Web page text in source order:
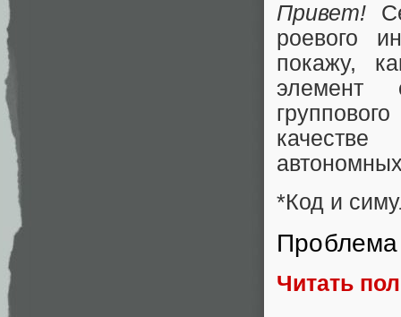
Привет!
роевого
покажу,
элемент
*Код и
Проблема
Читать